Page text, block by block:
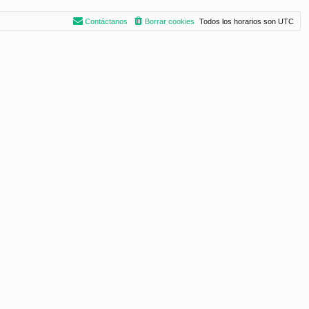
Todos los horarios son UTC
Borrar cookies
Contáctanos